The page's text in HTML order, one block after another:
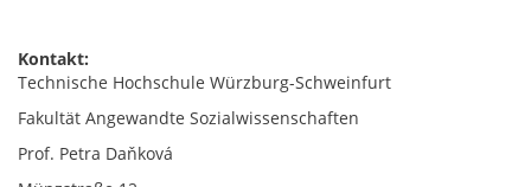
Kontakt:
Technische Hochschule Würzburg-Schweinfurt
Fakultät Angewandte Sozialwissenschaften
Prof. Petra Daňková